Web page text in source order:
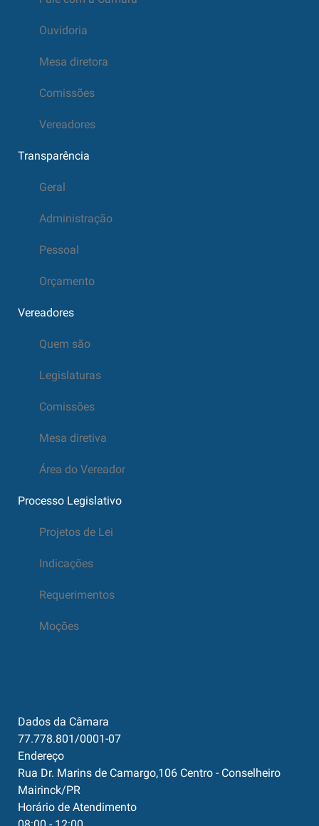
Ouvidoria
Mesa diretora
Comissões
Vereadores
Transparência
Geral
Administração
Pessoal
Orçamento
Vereadores
Quem são
Legislaturas
Comissões
Mesa diretiva
Área do Vereador
Processo Legislativo
Projetos de Lei
Indicações
Requerimentos
Moções
Dados da Câmara
77.778.801/0001-07
Endereço
Rua Dr. Marins de Camargo,106 Centro - Conselheiro
Mairinck/PR
Horário de Atendimento